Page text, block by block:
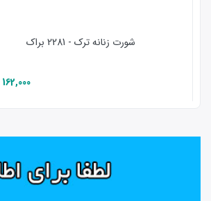
شورت زنانه ترک - 2281 براک
162,000